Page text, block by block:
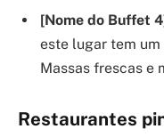
[Nome do Buffet
este lugar tem
Massas frescas e
Restaurantes